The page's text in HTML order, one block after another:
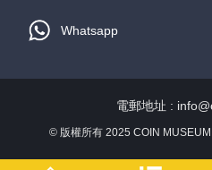
Whatsapp
電郵地址 :
© 版權所有 2025 COIN